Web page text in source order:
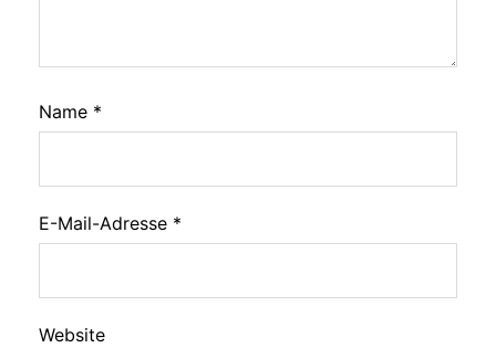
Name *
E-Mail-Adresse *
Website